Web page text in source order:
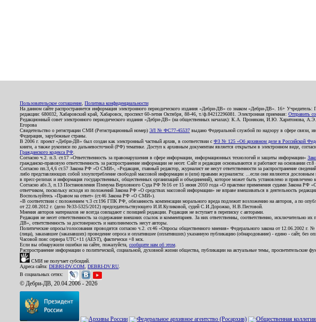
Пользовательское соглашение Политика конфиденциальности
На данном сайте распространяется информация электронного периодического издания «Дебри-ДВ» со знаком «Дебри-ДВ». 16+
редакции: 680032, Хабаровский край, Хабаровск, проспект 60-летия Октября, 88-46, т./ф.84212296081. Электронная приемная: Отправить
Редакционный совет электронного периодического издания «Дебри-ДВ» (на общественных началах): К.А. Пронякин, И.Ю.
Егорова
Свидетельство о регистрации СМИ (Регистрационный номер) ЭЛ № ФС77-45537 выдано Федеральной службой по надзору в сфере связи,
Федерация, зарубежные страны.
В 2006 г. проект «Дебри-ДВ» был создан как электронный частный архив, в соответствии с ФЗ № 125 «Об архивном деле в Российской
книги, а также рукописи по дальневосточной (РФ) тематике. Доступ к архивным документам является открытым в электронном виде,
Гражданского кодекса РФ
Согласно ч.2. п.3. ст.17 «Ответственность за правонарушения в сфере информации, информационных технологий и защиты информации»
гражданско-правовую ответственность за распространение информации не несет. Сайт и редакция основываются и работают на основании
Согласно пп.3,4,6 ст.57 Закона РФ «О СМИ», «Редакция, главный редактор, журналист не несут ответственности за распространение
либо представляющих собой злоупотребление свободой массовой информации и (или) правами журналиста: ...если они являются
в пресс-релизах и информация государственных, общественных организаций и объединений), которое может быть установлено и привлечено
Согласно абз.3, п.13 Постановления Пленума Верховного Суда РФ №16 от 15 июня 2010 года «О практике применения судами Закона РФ
ответчиком, поскольку исходя из положений Закона РФ «О средствах массовой информации» не вправе вмешиваться в деятельность
Воспользуйтесь «Правом на ответ» (ст.46 Закона РФ «О СМИ»).
«В соответствии с положением ч.3 ст.196 ГПК РФ, обязанность компенсации морального вреда подлежит возложению на авторов, а по
от 22.08.2012 г. (дело №33-5325/2012) председательствующего И.И.Куликовой, судей С.И.Дорожко, Н.В.Пестовой.
Мнения авторов материалов не всегда совпадают с позицией редакции. Редакция не вступает в переписку с авторами.
Редакция не несет ответственность за содержание внешних ссылок и комментариев. За них ответственны, соответственно,
ДВ», ответственность за достоверность и наполняемость несут авторы.
Политические опросы/голосования проводятся согласно ч.2. ст.46 «Опросы общественного мнения» Федерального закона от 12.06.2002
(лица), заказавшее (заказавших) проведение опроса и оплатившее (оплативших) указанную публикацию (обнародование) - едино - сайт, без
Часовой пояс сервера UTC+11 (AEST), фактически +8 мск.
Если вы обнаружили ошибки на сайте, пожалуйста, сообщите нам об этом
Распространение информации о политической, социальной, духовной жизни общества, публикации на актуальные темы,
СМИ не получает субсидий.
Адреса сайта: DEBRI-DV.COM DEBRI-DV.RU
В социальных сетях:
© Дебри-ДВ, 20.04.2006 - 2026